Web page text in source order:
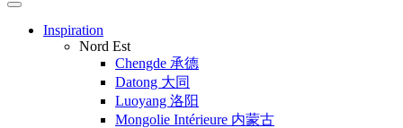
Inspiration
Nord Est
Chengde 承德
Datong 大同
Luoyang 洛阳
Mongolie Intérieure 内蒙古